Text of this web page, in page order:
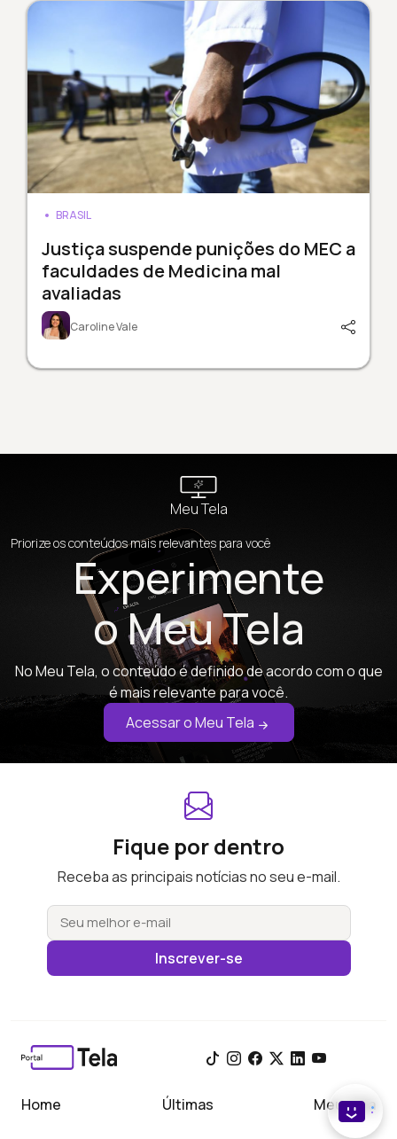
BRASIL
Justiça suspende punições do MEC a
faculdades de Medicina mal
avaliadas
Caroline Vale
Meu Tela
Priorize os conteúdos mais relevantes para você
Experimente
o Meu Tela
No Meu Tela, o conteúdo é definido de acordo com o que
é mais relevante para você.
Acessar o Meu Tela
Fique por dentro
Receba as principais notícias no seu e-mail.
Inscrever-se
Home Últimas Meu Tela